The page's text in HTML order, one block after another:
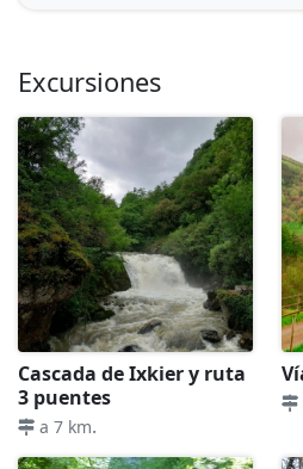
Excursiones
Cascada de Ixkier y ruta
3 puentes
a 7 km.